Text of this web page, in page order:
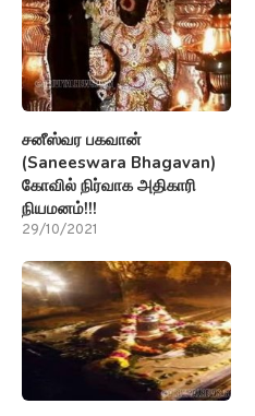
சனீஸ்வர பகவான்
(Saneeswara Bhagavan)
கோவில் நிர்வாக அதிகாரி
நியமனம்!!!
29/10/2021